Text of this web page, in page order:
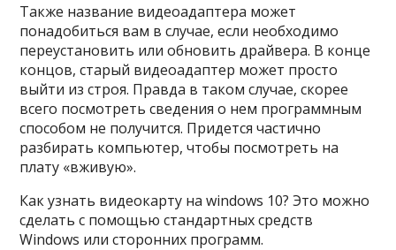
Также название видеоадаптера может
понадобиться вам в случае, если необходимо
переустановить или обновить драйвера. В конце
концов, старый видеоадаптер может просто
выйти из строя. Правда в таком случае, скорее
всего посмотреть сведения о нем программным
способом не получится. Придется частично
разбирать компьютер, чтобы посмотреть на
плату «вживую».
Как узнать видеокарту на windows 10? Это можно
сделать с помощью стандартных средств
Windows или сторонних программ.